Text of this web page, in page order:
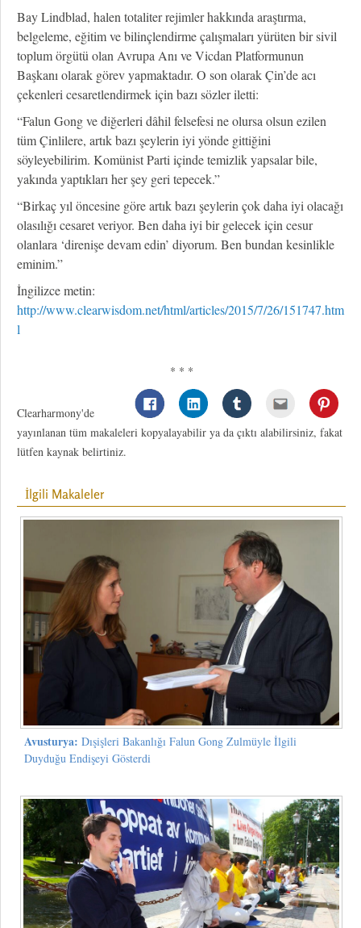
Bay Lindblad, halen totaliter rejimler hakkında araştırma,
belgeleme, eğitim ve bilinçlendirme çalışmaları yürüten bir sivil
toplum örgütü olan Avrupa Anı ve Vicdan Platformunun
Başkanı olarak görev yapmaktadır. O son olarak Çin’de acı
çekenleri cesaretlendirmek için bazı sözler iletti:
“Falun Gong ve diğerleri dâhil felsefesi ne olursa olsun ezilen
tüm Çinlilere, artık bazı şeylerin iyi yönde gittiğini
söyleyebilirim. Komünist Parti içinde temizlik yapsalar bile,
yakında yaptıkları her şey geri tepecek.”
“Birkaç yıl öncesine göre artık bazı şeylerin çok daha iyi olacağı
olasılığı cesaret veriyor. Ben daha iyi bir gelecek için cesur
olanlara ‘direnişe devam edin’ diyorum. Ben bundan kesinlikle
eminim.”
İngilizce metin:
http://www.clearwisdom.net/html/articles/2015/7/26/151747.htm
l
* * *
Clearharmony'de
yayınlanan tüm makaleleri kopyalayabilir ya da çıktı alabilirsiniz, fakat
lütfen kaynak belirtiniz.
İlgili Makaleler
Avusturya: Dışişleri Bakanlığı Falun Gong Zulmüyle İlgili
Duyduğu Endişeyi Gösterdi